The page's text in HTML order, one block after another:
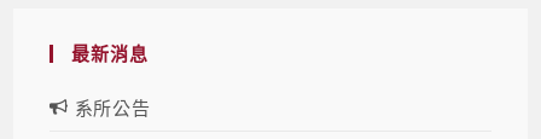
最新消息
系所公告